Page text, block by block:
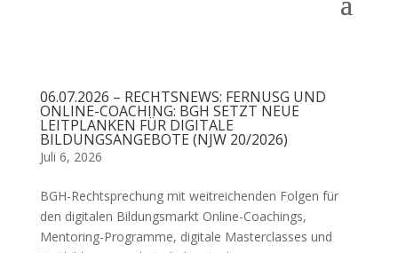
06.07.2026 – RECHTSNEWS: FERNUSG UND
ONLINE-COACHING: BGH SETZT NEUE
LEITPLANKEN FÜR DIGITALE
BILDUNGSANGEBOTE (NJW 20/2026)
Juli 6, 2026
BGH-Rechtsprechung mit weitreichenden Folgen für
den digitalen Bildungsmarkt Online-Coachings,
Mentoring-Programme, digitale Masterclasses und